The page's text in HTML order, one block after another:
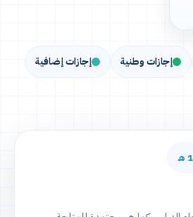
إجازات وطنية إجازات إضافية